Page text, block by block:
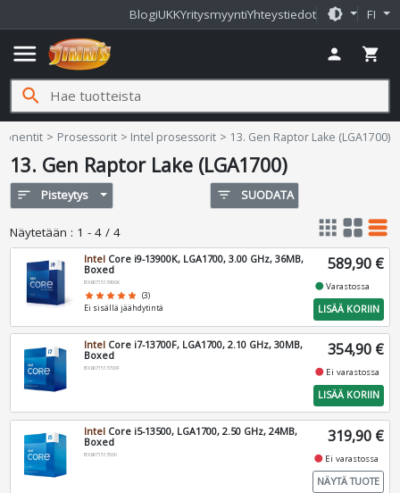
BlogiUKKYritysmyyntiYhteystiedot brightness_medium FI
menu person shopping_cart
search
Prosessorit Intel prosessorit 13. Gen Raptor Lake (LGA1700)
13. Gen Raptor Lake (LGA1700)
sort Pisteytys filter_list SUODATA
Näytetään : 1 - 4 / 4 apps grid_view table_rows
Intel Core i9-13900K, LGA1700, 3.00 GHz, 36MB,
Boxed
BX8071513900K
star star star star star (3)
Ei sisällä jäähdytintä
589,90 €
fiber_manual_recordVarastossa
LISÄÄ KORIIN
Intel Core i7-13700F, LGA1700, 2.10 GHz, 30MB,
Boxed
BX8071513700F
354,90 €
fiber_manual_record Ei varastossa
LISÄÄ KORIIN
Intel Core i5-13500, LGA1700, 2.50 GHz, 24MB,
Boxed
BX8071513500
319,90 €
fiber_manual_record Ei varastossa
NÄYTÄ TUOTE